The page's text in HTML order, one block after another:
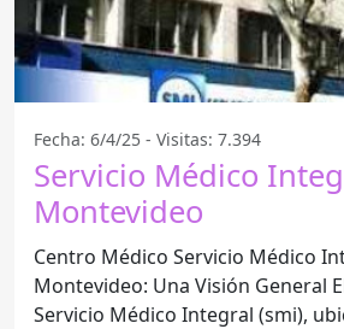
Fecha: 6/4/25 - Visitas: 7.394
Servicio Médico
Montevideo
Centro Médico Servicio Médico
Montevideo: Una Visión General El Centro Médico
Servicio Médico Integral (smi),